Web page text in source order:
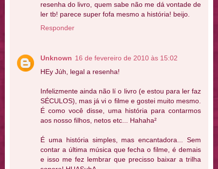
resenha do livro, quem sabe não me dá vontade de
ler tb! parece super fofa mesmo a história! beijo.
Responder
Unknown 16 de fevereiro de 2010 às 15:02
HEy Júh, legal a resenha!
Infelizmente ainda não lí o livro (e estou para ler faz
SÉCULOS), mas já vi o filme e gostei muito mesmo.
É como você disse, uma história para contarmos
aos nosso filhos, netos etc... Hahaha²
É uma história simples, mas encantadora... Sem
contar a última música que fecha o filme, é demais
e isso me fez lembrar que precisso baixar a trilha